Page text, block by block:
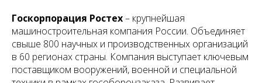
Госкорпорация Ростех– крупнейшая
машиностроительная компания России. Объединяет
свыше 800 научных и производственных организаций
в 60 регионах страны. Компания выступает ключевым
поставщиком вооружений, военной и специальной